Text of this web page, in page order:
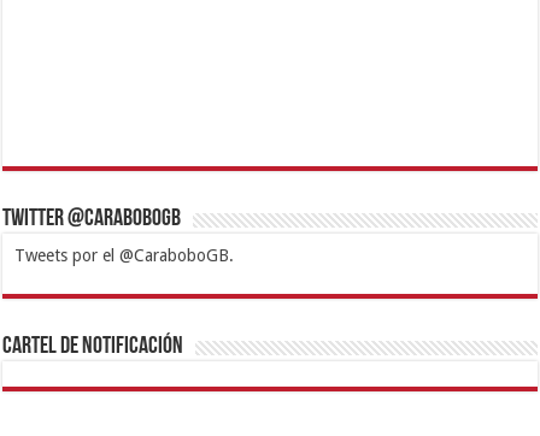
Twitter @CaraboboGB
Tweets por el @CaraboboGB.
1xbetBetturkeyBetistKralbetSupertotobetTipobetMatadorbetMariobet
https://mvbcasino.com/
Cartel de Notificación